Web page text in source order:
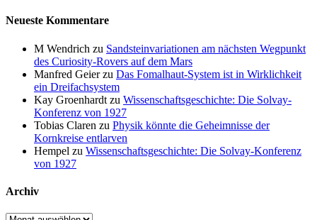
Neueste Kommentare
M Wendrich zu Sandsteinvariationen am nächsten Wegpunkt
des Curiosity-Rovers auf dem Mars
Manfred Geierzu Das Fomalhaut-System ist in Wirklichkeit
ein Dreifachsystem
Kay Groenhardt zu Wissenschaftsgeschichte: Die Solvay-
Konferenz von 1927
Tobias Claren zu Physik könnte die Geheimnisse der
Kornkreise entlarven
Hempel zu Wissenschaftsgeschichte: Die Solvay-Konferenz
von 1927
Archiv